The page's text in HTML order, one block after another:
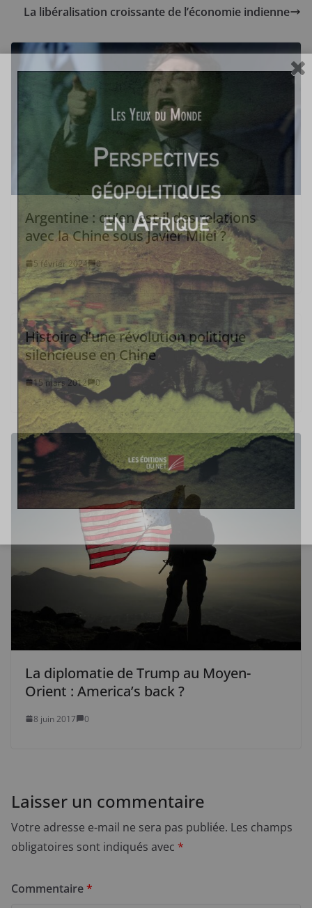
La libéralisation croissante de l’économie indienne
Argentine : qu’en est-il des relations
avec la Chine sous Javier Milei ?
5 février 2024 0
Histoire d’une révolution politique
silencieuse en Chine
15 mars 2012 0
La diplomatie de Trump au Moyen-
Orient : America’s back ?
8 juin 2017 0
Laisser un commentaire
Votre adresse e-mail ne sera pas publiée. Les champs
obligatoires sont indiqués avec *
Commentaire*